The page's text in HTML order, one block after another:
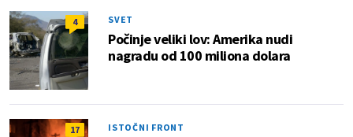
4 SVET
Počinje veliki lov: Amerika nudi
nagradu od 100 miliona dolara
17 ISTOČNI FRONT